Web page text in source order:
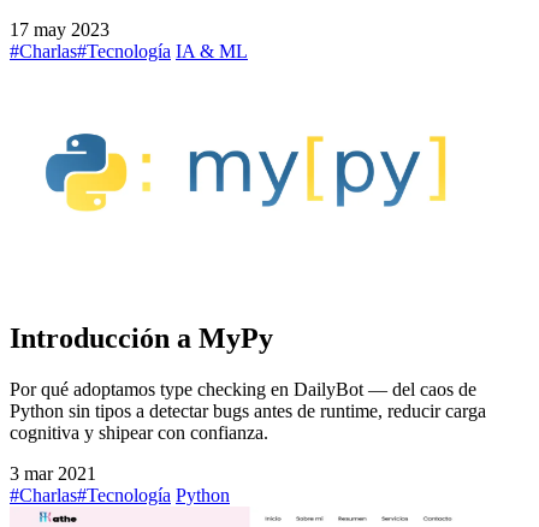
17 may 2023
#Charlas#Tecnología IA & ML
Introducción a MyPy
Por qué adoptamos type checking en DailyBot — del caos de
Python sin tipos a detectar bugs antes de runtime, reducir carga
cognitiva y shipear con confianza.
3 mar 2021
#Charlas#Tecnología Python